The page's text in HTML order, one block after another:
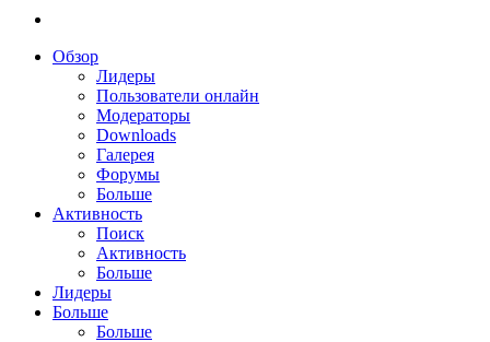
Обзор
Лидеры
Пользователи онлайн
Модераторы
Downloads
Галерея
Форумы
Больше
Активность
Поиск
Активность
Больше
Лидеры
Больше
Больше